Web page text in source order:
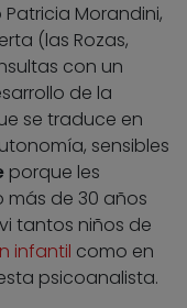
Morandini,
(las Rozas,
con un
de la
se traduce en
sensibles
porque les
más de 30 años
tantos niños de
infantil como en
psicoanalista.